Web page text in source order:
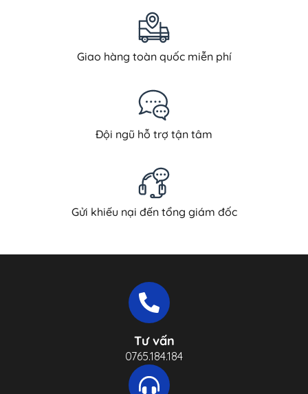
Giao hàng toàn quốc miễn phí
Đội ngũ hỗ trợ tận tâm
Gửi khiếu nại đến tổng giám đốc
Tư vấn
0765.184.184